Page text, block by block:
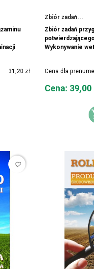
31,20 zł
KOSZYKA
DO LISTY
Zbiór zadań...
Zbiór zadań
Wykonywanie
Cena dla
Cena
Cena: 39,00
favorite_border